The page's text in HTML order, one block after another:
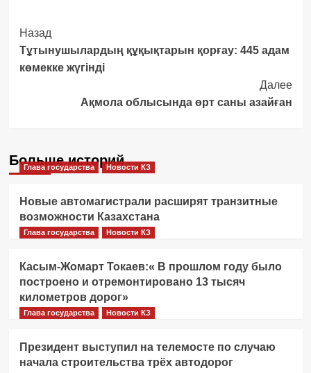
Post
Navigation
Назад
Тұтынушылардың құқықтарын қорғау: 445 адам
көмекке жүгінді
Далее
Ақмола облысында өрт саны азайған
Больше историй
Глава государства Новости КЗ
Новые автомагистрали расширят транзитные
возможности Казахстана
Глава государства Новости КЗ
Касым-Жомарт Токаев:« В прошлом году было
построено и отремонтировано 13 тысяч
километров дорог»
Глава государства Новости КЗ
Президент выступил на телемосте по случаю
начала строительства трёх автодорог